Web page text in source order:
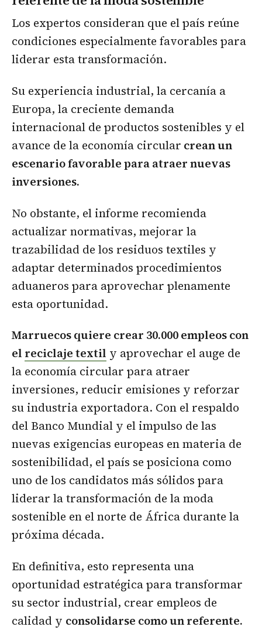
Los expertos consideran que el país reúne
condiciones especialmente favorables para
liderar esta transformación.
Su experiencia industrial, la cercanía a
Europa, la creciente demanda
internacional de productos sostenibles y el
avance de la economía circular crean un
escenario favorable para atraer nuevas
inversiones.
No obstante, el informe recomienda
actualizar normativas, mejorar la
trazabilidad de los residuos textiles y
adaptar determinados procedimientos
aduaneros para aprovechar plenamente
esta oportunidad.
Marruecos quiere crear 30.000 empleos con
el reciclaje textil y aprovechar el auge de
la economía circular para atraer
inversiones, reducir emisiones y reforzar
su industria exportadora. Con el respaldo
del Banco Mundial y el impulso de las
nuevas exigencias europeas en materia de
sostenibilidad, el país se posiciona como
uno de los candidatos más sólidos para
liderar la transformación de la moda
sostenible en el norte de África durante la
próxima década.
En definitiva, esto representa una
oportunidad estratégica para transformar
su sector industrial, crear empleos de
calidad y consolidarse como un referente.